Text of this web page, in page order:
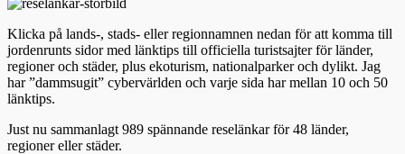
Klicka på lands-, stads- eller regionnamnen nedan för att komma till
jordenrunts sidor med länktips till officiella turistsajter för länder,
regioner och städer, plus ekoturism, nationalparker och dylikt. Jag
har ”dammsugit” cybervärlden och varje sida har mellan 10 och 50
länktips.
Just nu sammanlagt 989 spännande reselänkar för 48 länder,
regioner eller städer.